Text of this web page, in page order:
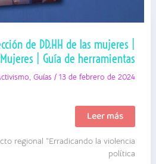
de DD.HH de las mujeres |
| Guía de herramientas
,Guías /13 de febrero de 2024
Estándares
de
protección
de
DD.HH
Leer más
regional “Erradicando la violencia
política